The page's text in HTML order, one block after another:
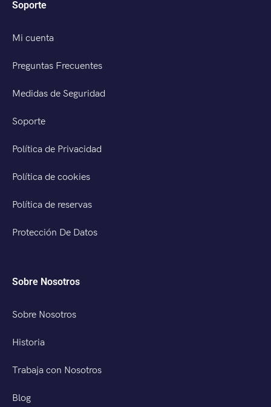
Soporte
Mi cuenta
Preguntas Frecuentes
Medidas de Seguridad
Soporte
Política de Privacidad
Política de cookies
Política de reservas
Protección De Datos
Sobre Nosotros
Sobre Nosotros
Historia
Trabaja con Nosotros
Blog